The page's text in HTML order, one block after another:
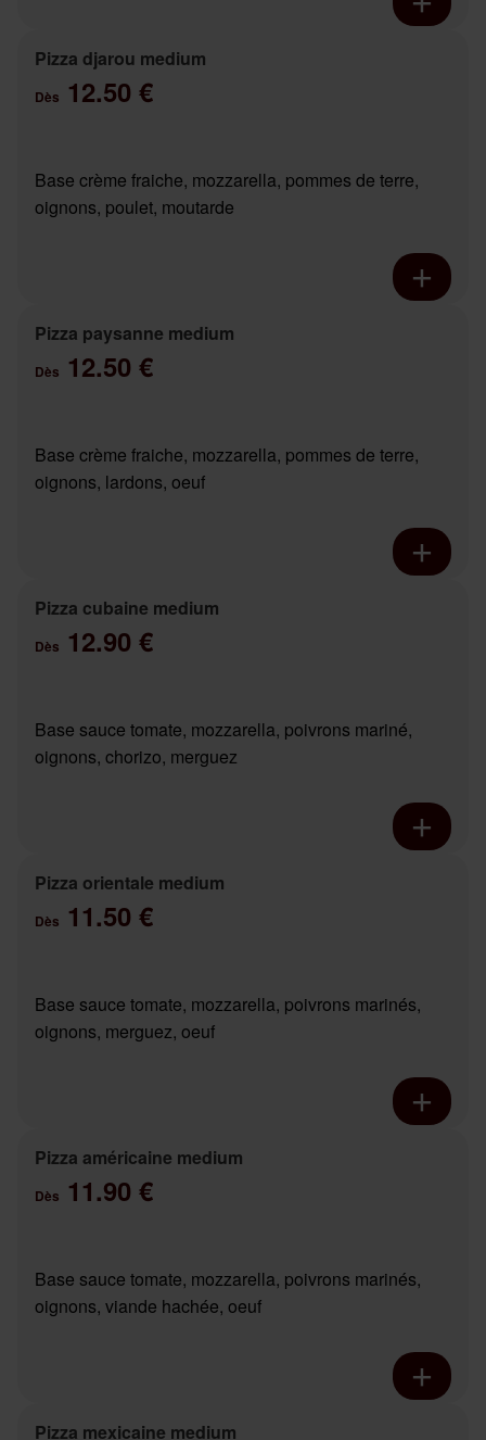
Pizza djarou medium
Dès 12.50 €
Base crème fraiche, mozzarella, pommes de terre,
oignons, poulet, moutarde
Pizza paysanne medium
Dès 12.50 €
Base crème fraiche, mozzarella, pommes de terre,
oignons, lardons, oeuf
Pizza cubaine medium
Dès 12.90 €
Base sauce tomate, mozzarella, poivrons mariné,
oignons, chorizo, merguez
Pizza orientale medium
Dès 11.50 €
Base sauce tomate, mozzarella, poivrons marinés,
oignons, merguez, oeuf
Pizza américaine medium
Dès 11.90 €
Base sauce tomate, mozzarella, poivrons marinés,
oignons, viande hachée, oeuf
Pizza mexicaine medium